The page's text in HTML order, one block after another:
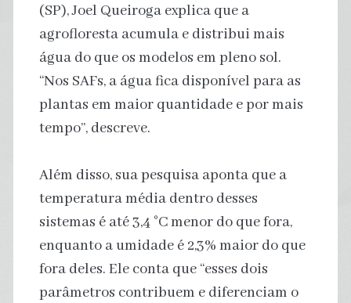
(SP), Joel Queiroga explica que a
agrofloresta acumula e distribui mais
água do que os modelos em pleno sol.
“Nos SAFs, a água fica disponível para as
plantas em maior quantidade e por mais
tempo”, descreve.
Além disso, sua pesquisa aponta que a
temperatura média dentro desses
sistemas é até 3,4 °C menor do que fora,
enquanto a umidade é 2,3% maior do que
fora deles. Ele conta que “esses dois
parâmetros contribuem e diferenciam o